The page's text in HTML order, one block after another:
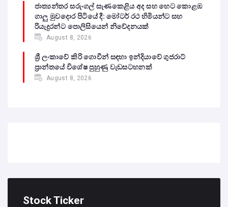
ජාත්‍යන්තර සරුංගල් සැණකෙළිය අද සහ හෙට කොළඹ
ගාලු මුවදොර පිටියේ දී: මෝටර් රථ හිමියන්ට සහ
රියැදුරන්ට පොලිසියෙන් නිවේදනයක්
August 8, 2026
ශ්‍රී ලංකාවේ කිරි ගොවීන් සඳහා ඉන්දියාවේ ගුජරාට්
ප්‍රාන්තයේ විශේෂ පුහුණු වැඩසටහනක්
August 8, 2026
Stock Ticker